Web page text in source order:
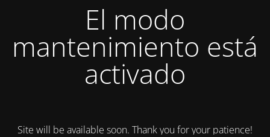
El modo
mantenimiento está
activado
Site will be available soon. Thank you for your patience!